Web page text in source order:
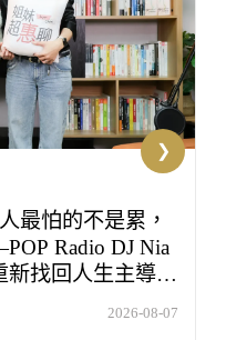
到捨不得睡？玩
債 Feat.食尚玩
2026-08-06